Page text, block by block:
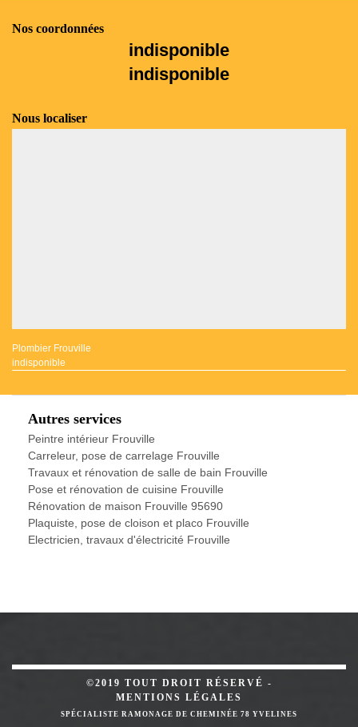
Nos coordonnées
indisponible
indisponible
Nous localiser
Plombier Frouville
indisponible
Autres services
Peintre intérieur Frouville
Carreleur, pose de carrelage Frouville
Travaux et rénovation de salle de bain Frouville
Pose et rénovation de cuisine Frouville
Rénovation de maison Frouville 95690
Plaquiste, pose de cloison et placo Frouville
Electricien, travaux d'électricité Frouville
©2019 TOUT DROIT RÉSERVÉ -
MENTIONS LÉGALES
SPÉCIALISTE RAMONAGE DE CHEMINÉE 78 YVELINES